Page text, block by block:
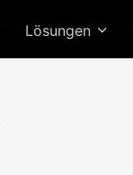
Lösungen